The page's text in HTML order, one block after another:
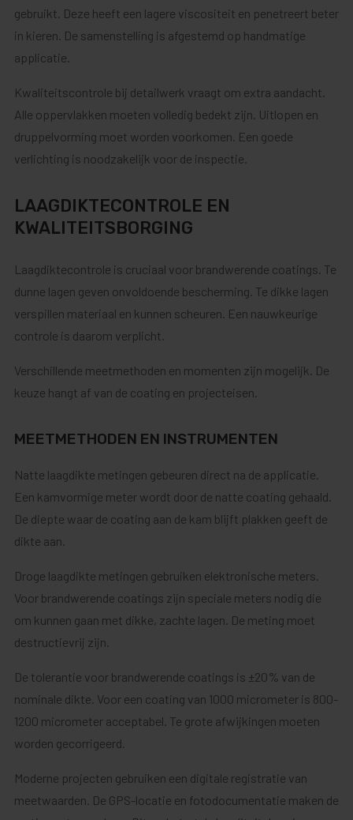
gebruikt. Deze heeft een lagere viscositeit en penetreert beter
in kieren. De samenstelling is afgestemd op handmatige
applicatie.
Kwaliteitscontrole bij detailwerk vraagt om extra aandacht.
Alle oppervlakken moeten volledig bedekt zijn. Uitlopen en
druppelvorming moet worden voorkomen. Een goede
verlichting is noodzakelijk voor de inspectie.
LAAGDIKTECONTROLE EN
KWALITEITSBORGING
Laagdiktecontrole is cruciaal voor brandwerende coatings. Te
dunne lagen geven onvoldoende bescherming. Te dikke lagen
verspillen materiaal en kunnen scheuren. Een nauwkeurige
controle is daarom verplicht.
Verschillende meetmethoden en momenten zijn mogelijk. De
keuze hangt af van de coating en projecteisen.
MEETMETHODEN EN INSTRUMENTEN
Natte laagdikte metingen gebeuren direct na de applicatie.
Een kamvormige meter wordt door de natte coating gehaald.
De diepte waar de coating aan de kam blijft plakken geeft de
dikte aan.
Droge laagdikte metingen gebruiken elektronische meters.
Voor brandwerende coatings zijn speciale meters nodig die
om kunnen gaan met dikke, zachte lagen. De meting moet
destructievrij zijn.
De tolerantie voor brandwerende coatings is ±20% van de
nominale dikte. Voor een coating van 1000 micrometer is 800-
1200 micrometer acceptabel. Te grote afwijkingen moeten
worden gecorrigeerd.
Moderne projecten gebruiken een digitale registratie van
meetwaarden. De GPS-locatie en fotodocumentatie maken de